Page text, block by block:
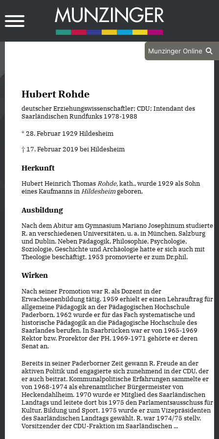
Munzinger Online
Hubert Rohde
deutscher Erziehungswissenschaftler; CDU; Intendant des
Saarländischen Rundfunks 1978-1988
* 28. Februar 1929 Hildesheim
† 17. Februar 2019 bei Hildesheim
Herkunft
Hubert Heinrich ThomasRohde,kath., wurde 1929 als Sohn
eines Kaufmanns inHildesheimgeboren.
Ausbildung
Nach dem Abitur am Gymnasium Mariano Josephinum studierte
R. an verschiedenen Universitäten, u. a. in München, Salzburg
und Dublin. Neben Pädagogik, Philosophie, Psychologie,
Soziologie, Geschichte und Archäologie hatte er sich auch mit
Theologie beschäftigt. 1953 promovierte er zum Dr.phil.
Wirken
Nach seiner Promotion war R. als Dozent in der
Erwachsenenbildung tätig. 1959 erhielt er einen Lehrauftrag für
allgemeine Pädagogik an der Pädagogischen Hochschule
Paderborn, 1962 wurde er für das Fach systematische und
historische Pädagogik an die Pädagogische Hochschule des
Saarlandes berufen. In Saarbrücken war er von 1965-1969
Rektor bzw. Prorektor der PH. 1969-1971 gehörte er deren
Senat an.
Bereits in seiner Paderborner Zeit gewann R. Freude an der
aktiven Politik und engagierte sich zunehmend in der CDU, der
er auch beitrat. Kommunalpolitische Erfahrungen sammelte er
von 1968-1974 als ehrenamtlicher Bürgermeister von
Heckendahlheim. 1970 wurde er Mitglied des Saarländischen
Landtags und leitete dort bis 1975 den Parlamentsausschuss für
Kultur, Bildung und Sport. 1975 wurde er zum Vizepräsidenten
des Saarländischen Landtags gewählt. R. war 1974/75 stellv.
Vorsitzender der CDU-Fraktion im Saarländischen ...